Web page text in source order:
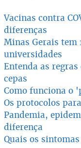
Vacinas contra
diferenças
Minas Gerais tem
universidades
Entenda as
cepas
Como funciona o
Os protocolos
Pandemia,
diferença
Quais os